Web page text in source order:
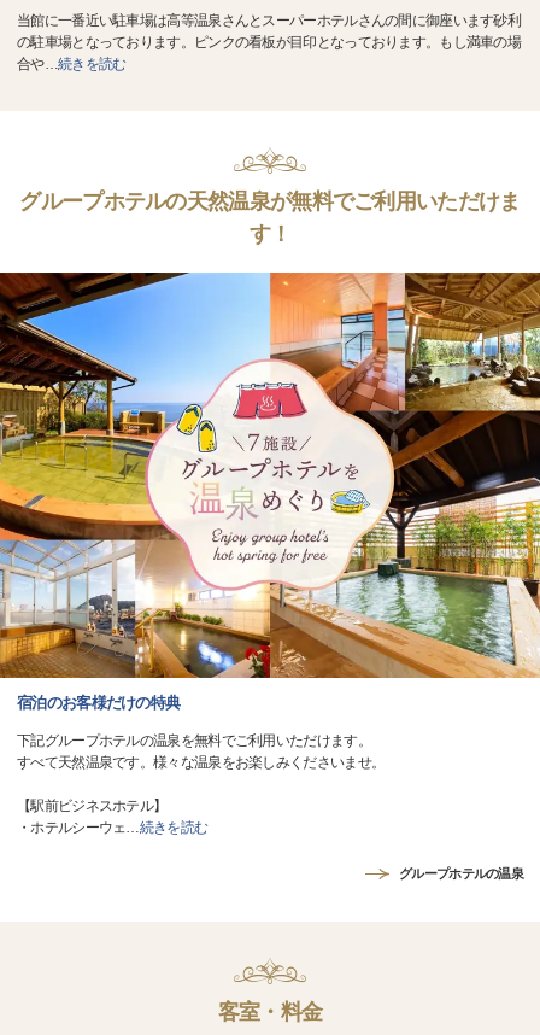
当館に一番近い駐車場は高等温泉さんとスーパーホテルさんの間に御座います砂利
の駐車場となっております。ピンクの看板が目印となっております。もし満車の場
合や…続きを読む
グループホテルの天然温泉が無料でご利用いただけま
す！
宿泊のお客様だけの特典
下記グループホテルの温泉を無料でご利用いただけます。
すべて天然温泉です。様々な温泉をお楽しみくださいませ。
【駅前ビジネスホテル】
・ホテルシーウェ…続きを読む
グループホテルの温泉
客室・料金